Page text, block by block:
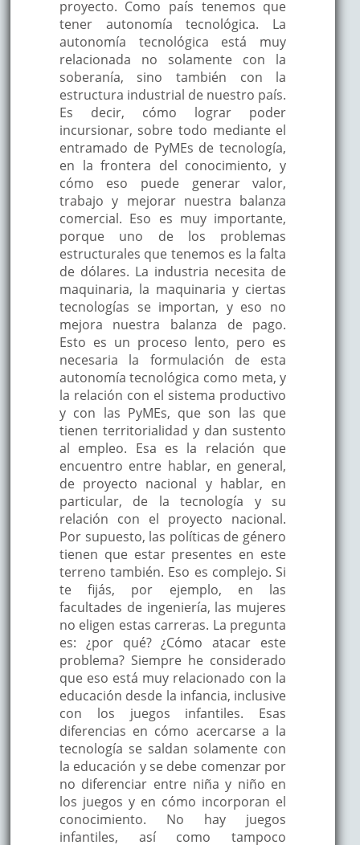
proyecto. Como país tenemos que
tener autonomía tecnológica. La
autonomía tecnológica está muy
relacionada no solamente con la
soberanía, sino también con la
estructura industrial de nuestro país.
Es decir, cómo lograr poder
incursionar, sobre todo mediante el
entramado de PyMEs de tecnología,
en la frontera del conocimiento, y
cómo eso puede generar valor,
trabajo y mejorar nuestra balanza
comercial. Eso es muy importante,
porque uno de los problemas
estructurales que tenemos es la falta
de dólares. La industria necesita de
maquinaria, la maquinaria y ciertas
tecnologías se importan, y eso no
mejora nuestra balanza de pago.
Esto es un proceso lento, pero es
necesaria la formulación de esta
autonomía tecnológica como meta, y
la relación con el sistema productivo
y con las PyMEs, que son las que
tienen territorialidad y dan sustento
al empleo. Esa es la relación que
encuentro entre hablar, en general,
de proyecto nacional y hablar, en
particular, de la tecnología y su
relación con el proyecto nacional.
Por supuesto, las políticas de género
tienen que estar presentes en este
terreno también. Eso es complejo. Si
te fijás, por ejemplo, en las
facultades de ingeniería, las mujeres
no eligen estas carreras. La pregunta
es: ¿por qué? ¿Cómo atacar este
problema? Siempre he considerado
que eso está muy relacionado con la
educación desde la infancia, inclusive
con los juegos infantiles. Esas
diferencias en cómo acercarse a la
tecnología se saldan solamente con
la educación y se debe comenzar por
no diferenciar entre niña y niño en
los juegos y en cómo incorporan el
conocimiento. No hay juegos
infantiles, así como tampoco